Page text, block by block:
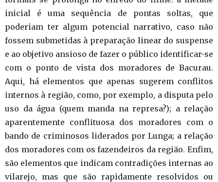
inicial é uma sequência de pontas soltas, que
poderiam ter algum potencial narrativo, caso não
fossem submetidas à preparação linear do suspense
e ao objetivo ansioso de fazer o público identificar-se
com o ponto de vista dos moradores de Bacurau.
Aqui, há elementos que apenas sugerem conflitos
internos à região, como, por exemplo, a disputa pelo
uso da água (quem manda na represa?); a relação
aparentemente conflituosa dos moradores com o
bando de criminosos liderados por Lunga; a relação
dos moradores com os fazendeiros da região. Enfim,
são elementos que indicam contradições internas ao
vilarejo, mas que são rapidamente resolvidos ou